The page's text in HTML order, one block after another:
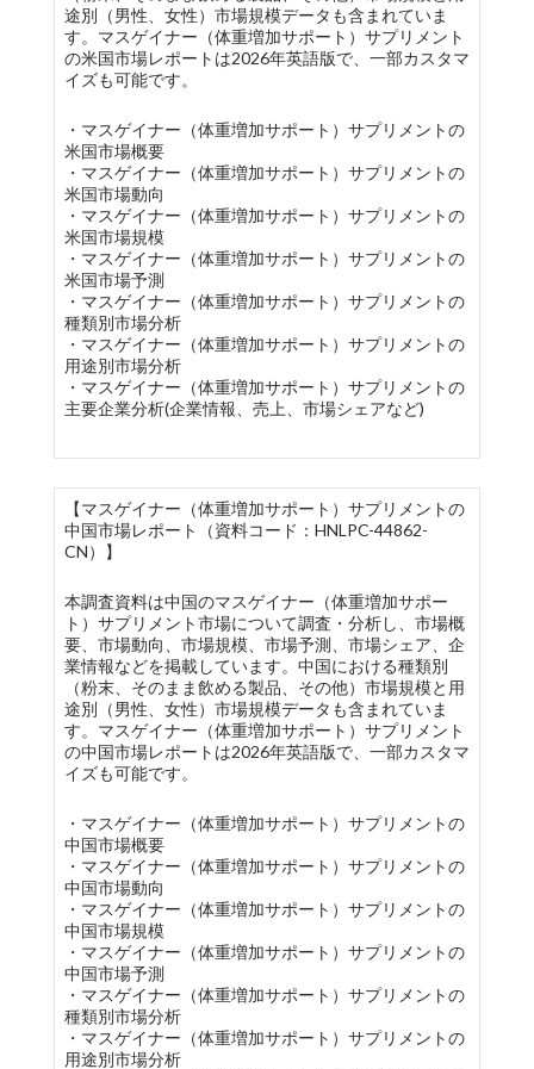
途別（男性、女性）市場規模データも含まれていま
す。マスゲイナー（体重増加サポート）サプリメント
の米国市場レポートは2026年英語版で、一部カスタマ
イズも可能です。
・マスゲイナー（体重増加サポート）サプリメントの
米国市場概要
・マスゲイナー（体重増加サポート）サプリメントの
米国市場動向
・マスゲイナー（体重増加サポート）サプリメントの
米国市場規模
・マスゲイナー（体重増加サポート）サプリメントの
米国市場予測
・マスゲイナー（体重増加サポート）サプリメントの
種類別市場分析
・マスゲイナー（体重増加サポート）サプリメントの
用途別市場分析
・マスゲイナー（体重増加サポート）サプリメントの
主要企業分析(企業情報、売上、市場シェアなど)
【マスゲイナー（体重増加サポート）サプリメントの
中国市場レポート（資料コード：HNLPC-44862-
CN）】
本調査資料は中国のマスゲイナー（体重増加サポー
ト）サプリメント市場について調査・分析し、市場概
要、市場動向、市場規模、市場予測、市場シェア、企
業情報などを掲載しています。中国における種類別
（粉末、そのまま飲める製品、その他）市場規模と用
途別（男性、女性）市場規模データも含まれていま
す。マスゲイナー（体重増加サポート）サプリメント
の中国市場レポートは2026年英語版で、一部カスタマ
イズも可能です。
・マスゲイナー（体重増加サポート）サプリメントの
中国市場概要
・マスゲイナー（体重増加サポート）サプリメントの
中国市場動向
・マスゲイナー（体重増加サポート）サプリメントの
中国市場規模
・マスゲイナー（体重増加サポート）サプリメントの
中国市場予測
・マスゲイナー（体重増加サポート）サプリメントの
種類別市場分析
・マスゲイナー（体重増加サポート）サプリメントの
用途別市場分析